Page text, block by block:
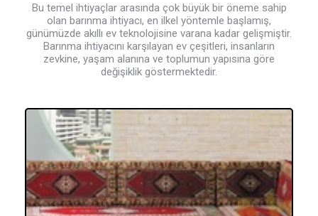
Bu temel ihtiyaçlar arasında çok büyük bir öneme sahip
olan barınma ihtiyacı, en ilkel yöntemle başlamış,
günümüzde akıllı ev teknolojisine varana kadar gelişmiştir.
Barınma ihtiyacını karşılayan ev çeşitleri, insanların
zevkine, yaşam alanına ve toplumun yapısına göre
değişiklik göstermektedir.